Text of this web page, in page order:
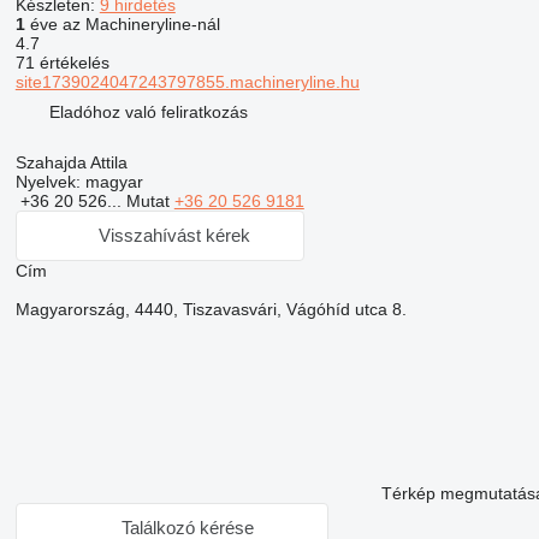
Készleten: 9 hirdetés
1éve az Machineryline-nál
4.7
71 értékelés
site1739024047243797855.machineryline.hu
Eladóhoz való feliratkozás
Szahajda Attila
Nyelvek: magyar
+36 20 526... Mutat +36 20 526 9181
Visszahívást kérek
Сím
Magyarország, 4440, Tiszavasvári, Vágóhíd utca 8.
Térkép
Találkozó kérése